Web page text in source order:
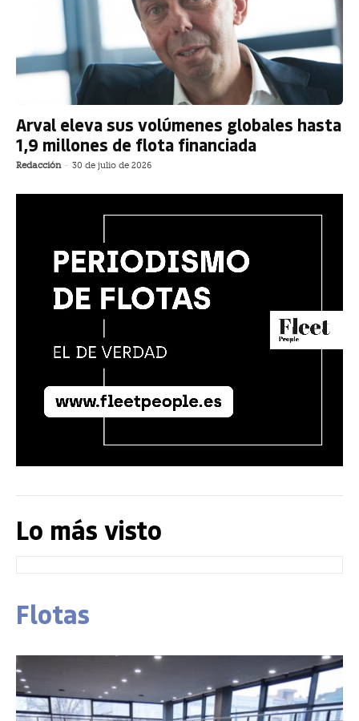
Arval eleva sus volúmenes globales hasta
1,9 millones de flota financiada
Redacción - 30 de julio de 2026
Lo más visto
Flotas